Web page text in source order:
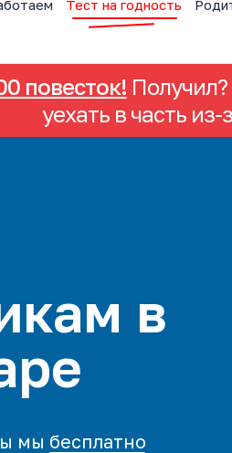
Тест на годность
повесток!
уехать в часть
в
мы бесплатно